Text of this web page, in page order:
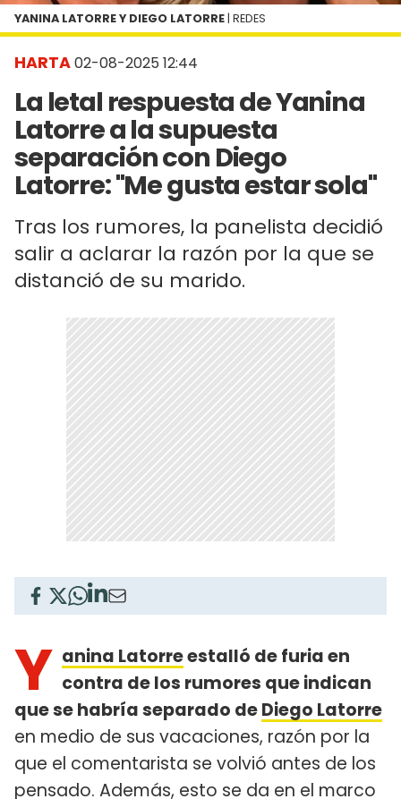
HARTA02-08-2025 12:44
La letal respuesta de Yanina
Latorre a la supuesta
separación con Diego
Latorre: "Me gusta estar sola"
Tras los rumores, la panelista decidió
salir a aclarar la razón por la que se
distanció de su marido.
YANINA LATORRE Y DIEGO LATORRE | REDES
Y anina Latorreestalló de furia en
contra de los rumores que indican
que se habría separado deDiego Latorre
en medio de sus vacaciones, razón por la
que el comentarista se volvió antes de los
pensado. Además, esto se da en el marco